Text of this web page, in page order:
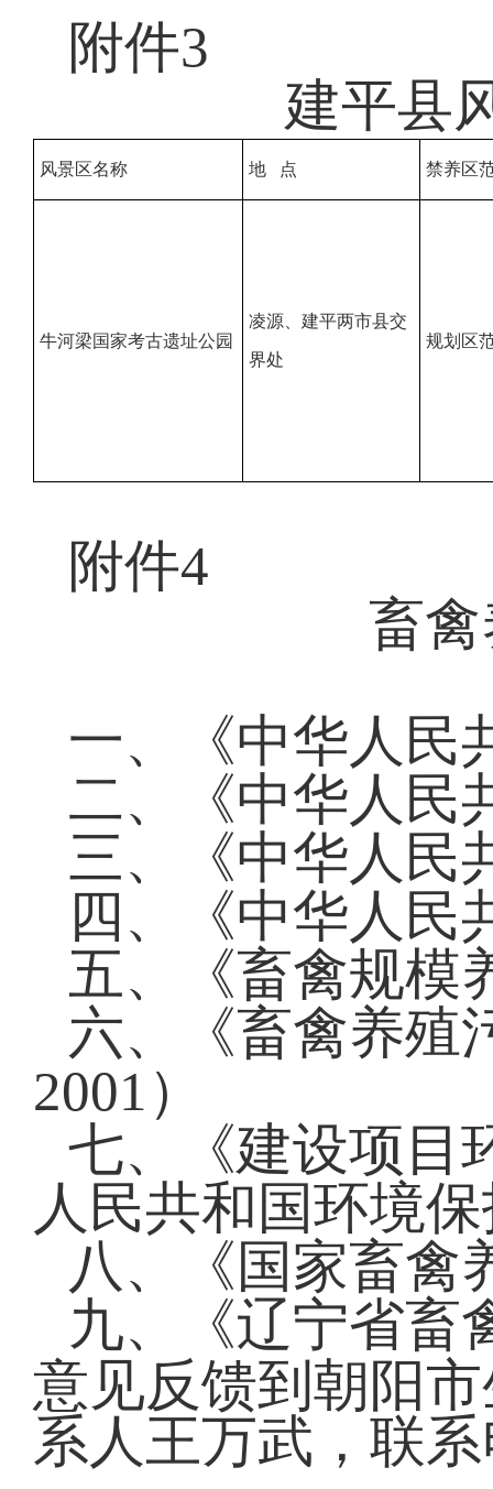
附件3
建平县
风景区名称 地 点 禁养区
牛河梁国家考古遗址公园
凌源、建平两市县交
界处
规划区
附件4
畜
一、《中华人民
二、《中华人民
三、《中华人民
四、《中华人民
五、《畜禽规模
六、《畜禽养殖
2001）
七、《建设项目
人民共和国环境
八、《国家畜禽
九、《辽宁省畜
意见反馈到朝阳
系人王万武，联